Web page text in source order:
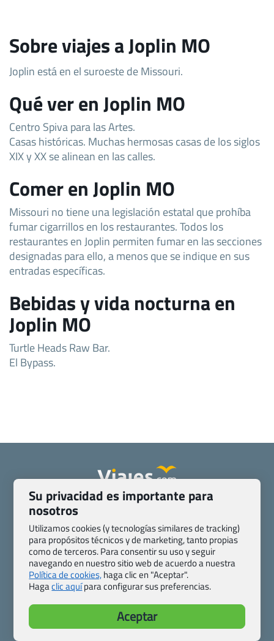
Sobre viajes a Joplin MO
Joplin está en el suroeste de Missouri.
Qué ver en Joplin MO
Centro Spiva para las Artes.
Casas históricas. Muchas hermosas casas de los siglos
XIX y XX se alinean en las calles.
Comer en Joplin MO
Missouri no tiene una legislación estatal que prohíba
fumar cigarrillos en los restaurantes. Todos los
restaurantes en Joplin permiten fumar en las secciones
designadas para ello, a menos que se indique en sus
entradas específicas.
Bebidas y vida nocturna en
Joplin MO
Turtle Heads Raw Bar.
El Bypass.
Quienes somos
Blog de Viajes.com
Registro de agencias
Preguntas frecuentes
Condiciones generales
Política de privacidad y cookies
Transparencia
Todas las páginas – sitemap
Viajes.com
Last Minute Express S.L.U.
c/ Drago, CC HLS, Local 13
Su privacidad es importante para
nosotros
Utilizamos cookies (y tecnologías similares de tracking)
para propósitos técnicos y de marketing, tanto propias
como de terceros. Para consentir su uso y seguir
navegando en nuestro sitio web de acuerdo a nuestra
Política de cookies,haga clic en "Aceptar".
Hagaclic aquípara configurar sus preferencias.
Aceptar